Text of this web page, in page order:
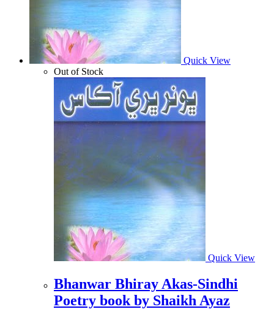
Quick View
Out of Stock
Quick View
Bhanwar Bhiray Akas-Sindhi
Poetry book by Shaikh Ayaz